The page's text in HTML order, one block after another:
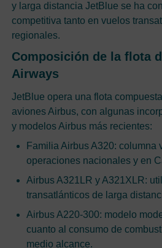
y larga distancia JetBlue se ha
competitiva tanto en vuelos
regionales.
Composición de la flota
Airways
JetBlue opera una flota
aviones Airbus, con algunas
y modelos Airbus más recientes:
Familia Airbus A320: columna
operaciones nacionales y en
Airbus A321LR y A321XLR:
transatlánticos de larga
Airbus A220-300: modelo
cuanto al consumo de
medio alcance.